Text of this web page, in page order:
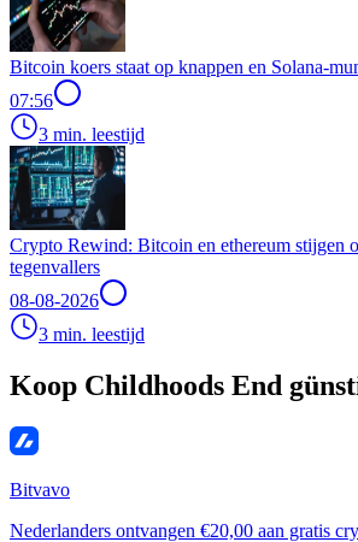
Bitcoin koers staat op knappen en Solana-
07:56
3 min. leestijd
Crypto Rewind: Bitcoin en ethereum stijgen
tegenvallers
08-08-2026
3 min. leestijd
Koop Childhoods End
Bitvavo
Nederlanders ontvangen €20,00 aan gratis